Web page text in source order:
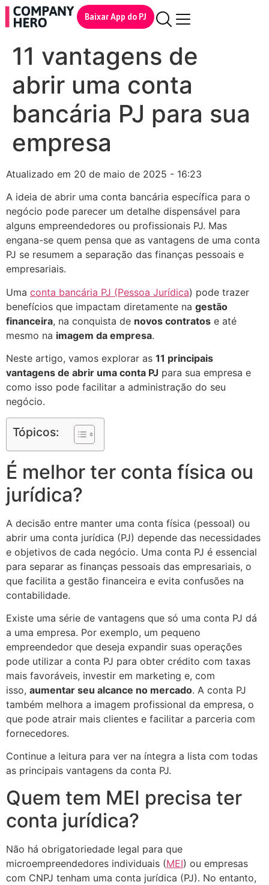
Baixar App do PJ
11 vantagens de
abrir uma conta
bancária PJ para sua
empresa
Atualizado em 20 de maio de 2025 - 16:23
A ideia de abrir uma conta bancária específica para o
negócio pode parecer um detalhe dispensável para
alguns empreendedores ou profissionais PJ. Mas
engana-se quem pensa que as vantagens de uma conta
PJ se resumem a separação das finanças pessoais e
empresariais.
Uma conta bancária PJ (Pessoa Jurídica) pode trazer
benefícios que impactam diretamente na gestão
financeira, na conquista de novos contratos e até
mesmo na imagem da empresa.
Neste artigo, vamos explorar as 11 principais
vantagens de abrir uma conta PJ para sua empresa e
como isso pode facilitar a administração do seu
negócio.
Tópicos:
É melhor ter conta física ou
jurídica?
A decisão entre manter uma conta física (pessoal) ou
abrir uma conta jurídica (PJ) depende das necessidades
e objetivos de cada negócio. Uma conta PJ é essencial
para separar as finanças pessoais das empresariais, o
que facilita a gestão financeira e evita confusões na
contabilidade.
Existe uma série de vantagens que só uma conta PJ dá
a uma empresa. Por exemplo, um pequeno
empreendedor que deseja expandir suas operações
pode utilizar a conta PJ para obter crédito com taxas
mais favoráveis, investir em marketing e, com
isso, aumentar seu alcance no mercado. A conta PJ
também melhora a imagem profissional da empresa, o
que pode atrair mais clientes e facilitar a parceria com
fornecedores.
Continue a leitura para ver na íntegra a lista com todas
as principais vantagens da conta PJ.
Quem tem MEI precisa ter
conta jurídica?
Não há obrigatoriedade legal para que
microempreendedores individuais (MEI) ou empresas
com CNPJ tenham uma conta jurídica (PJ). No entanto,